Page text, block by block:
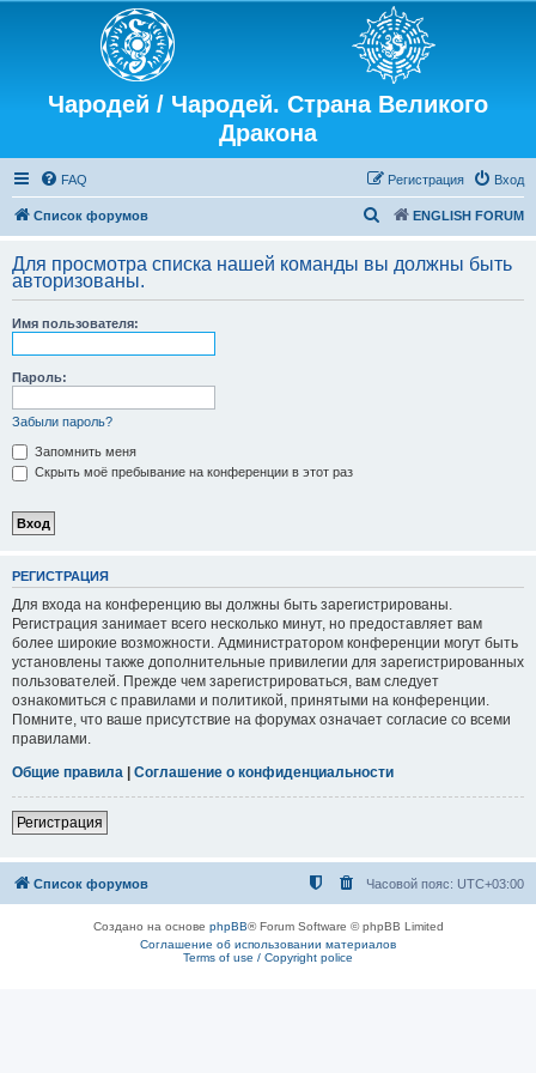
Чародей / Чародей. Страна Великого
Дракона
FAQ Вход
Регистрация
Список форумов ENGLISH FORUM
и
с
Для просмотра списка нашей команды вы должны быть
авторизованы.
Имя пользователя:
Пароль:
Забыли пароль?
Запомнить меня
Скрыть моё пребывание на конференции в этот раз
РЕГИСТРАЦИЯ
Для входа на конференцию вы должны быть зарегистрированы.
Регистрация занимает всего несколько минут, но предоставляет вам
более широкие возможности. Администратором конференции могут быть
установлены также дополнительные привилегии для зарегистрированных
пользователей. Прежде чем зарегистрироваться, вам следует
ознакомиться с правилами и политикой, принятыми на конференции.
Помните, что ваше присутствие на форумах означает согласие со всеми
правилами.
Общие правила | Соглашение о конфиденциальности
Регистрация
Список форумов Часовой пояс: UTC+03:00
Создано на основе phpBB® Forum Software © phpBB Limited
Соглашение об использовании материалов
Terms of use / Copyright police